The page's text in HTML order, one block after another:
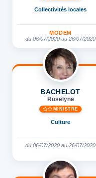
Collectivités locales
MODEM
du 06/07/2020 au 26/07/2020
BACHELOT
Roselyne
MINISTRE
Culture
du 06/07/2020 au 26/07/2020